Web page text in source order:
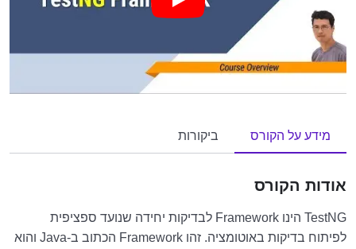
מידע על הקורס ביקורות
אודות הקורס
TestNG הינו Framework לבדיקות יחידה שנועד ספציפית
לפיתוח בדיקות באוטומציה. זהו Framework הכתוב ב-Java והוא